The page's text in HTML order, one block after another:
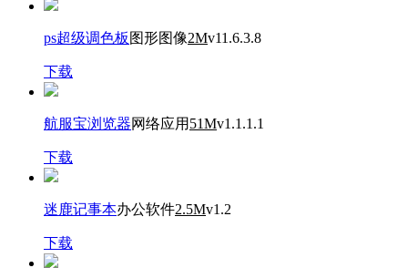
ps超级调色板 图形图像2Mv11.6.3.8
下载
航服宝浏览器网络应用 51Mv1.1.1.1
下载
迷鹿记事本办公软件2.5Mv1.2
下载